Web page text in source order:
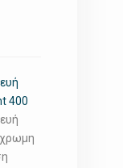
400